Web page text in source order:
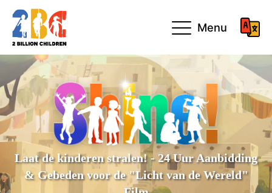
Menu
Laat de kinderen stralen! - 24 Uur Aanbidding
& Gebeden voor de "Licht van de Wereld"